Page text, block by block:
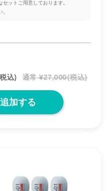
ットご用意しております。​
込) 通常 ¥27,000(税込)
加する